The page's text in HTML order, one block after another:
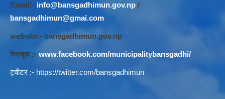
Email:- info@bansgadhimun.gov.np /
bansgadhimun@gmai.com
website:- bansgadhimun.gov.np
फेसबुक :- www.facebook.com/municipalitybansgadhi/
ट्वीटर :- https://twitter.com/bansgadhimun